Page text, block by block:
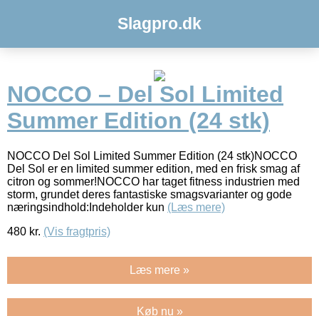
Slagpro.dk
NOCCO – Del Sol Limited
Summer Edition (24 stk)
NOCCO Del Sol Limited Summer Edition (24 stk)NOCCO
Del Sol er en limited summer edition, med en frisk smag af
citron og sommer!NOCCO har taget fitness industrien med
storm, grundet deres fantastiske smagsvarianter og gode
næringsindhold:Indeholder kun (Læs mere)
480 kr. (Vis fragtpris)
Læs mere »
Køb nu »